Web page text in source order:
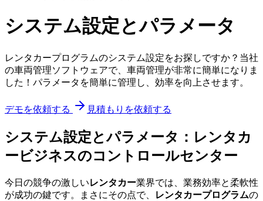
システム設定とパラメータ
レンタカープログラムのシステム設定をお探しですか？当社
の車両管理ソフトウェアで、車両管理が非常に簡単になりま
した！パラメータを簡単に管理し、効率を向上させます。
デモを依頼する 見積もりを依頼する
システム設定とパラメータ：レンタカ
ービジネスのコントロールセンター
今日の競争の激しいレンタカー業界では、業務効率と柔軟性
が成功の鍵です。まさにその点で、
レンタカープログラムの